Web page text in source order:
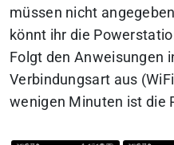
müssen nicht
könnt ihr die
Folgt den Anweisungen
Verbindungsart aus
wenigen Minuten ist die